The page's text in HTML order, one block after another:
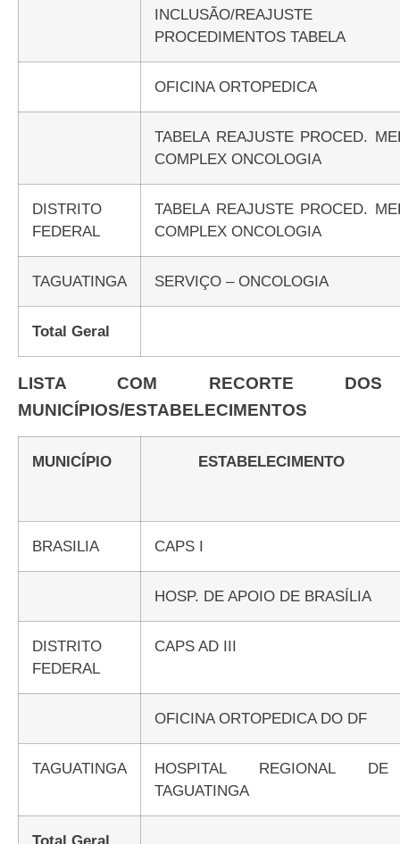
INCLUSÃO/REAJUSTE
PROCEDIMENTOS TABELA
OFICINA ORTOPEDICA
TABELA REAJUSTE PROCED.
COMPLEX ONCOLOGIA
DISTRITO
FEDERAL
TABELA REAJUSTE PROCED.
COMPLEX ONCOLOGIA
TAGUATINGA SERVIÇO – ONCOLOGIA
Total Geral
LISTA COM RECORTE DOS
MUNICÍPIOS/ESTABELECIMENTOS
MUNICÍPIO ESTABELECIMENTO
BRASILIA CAPS I
HOSP. DE APOIO DE BRASÍLIA
DISTRITO
FEDERAL
CAPS AD III
OFICINA ORTOPEDICA DO DF
TAGUATINGA
HOSPITAL REGIONAL DE
TAGUATINGA